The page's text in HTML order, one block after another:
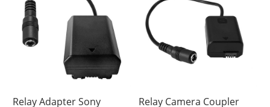
Relay Adapter Sony
Relay Camera Coupler